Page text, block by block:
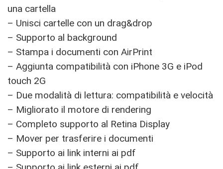
una cartella
– Unisci cartelle con un drag&drop
– Supporto al background
– Stampa i documenti con AirPrint
– Aggiunta compatibilità con iPhone 3G e iPod
touch 2G
– Due modalità di lettura: compatibilità e velocità
– Migliorato il motore di rendering
– Completo supporto al Retina Display
– Mover per trasferire i documenti
– Supporto ai link interni ai pdf